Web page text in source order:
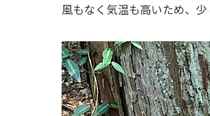
風もなく気温も高いため、